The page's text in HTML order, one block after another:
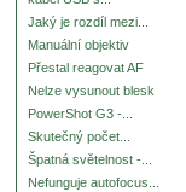
Jaký je rozdíl mezi...
Manuální objektiv
Přestal reagovat AF
Nelze vysunout blesk
PowerShot G3 -...
Skutečný počet...
Špatná světelnost -...
Nefunguje autofocus...